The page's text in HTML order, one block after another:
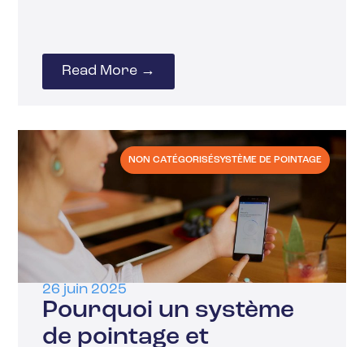
Read More →
NON CATÉGORISÉSYSTÈME DE POINTAGE
26 juin 2025
Pourquoi un système
de pointage et